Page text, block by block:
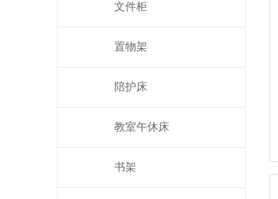
文件柜
置物架
陪护床
教室午休床
书架